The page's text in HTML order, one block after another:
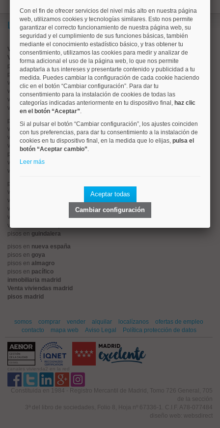
Lo más buscado
Valorar vivienda online
Vender piso
pisos en
chamberí
pisos enmoncloa
viviendas en argüelles
viviendas en
tetuán
viviendas en
cuatro caminos
viviendas en chamartín
pisos en rios rosas
viviendas en
prosperidad
viviendas en
hispanoamerica
viviendas en ciudad lineal
pisos en
salamanca
viviendas encentro
viviendas en
pisos en
viviendas en
viviendas en
viviendas en
alonso martinez
viviendas en
arturo soria
viviendas en
pisos en guindalera
pisos en nueva españa
pisos en goya
pisos en almagro
pisos en pacífico
inmobiliaria madrid
Venta viviendas madrid
pisos madrid
somos comprar vender alquilar localízanos
ofertas de empleo
contacto
mapa web Aviso Legal Política protección de datos
canales vivienda2 en la red
Constituida en 1984 - Registro Mercantil de Madrid, Tomo 726 General, 705
de la sección
3ª del libro de sociedades, Folio 8, Hoja nº 67336-1. C.I.F. A78-077484
diseño web: websdirect
Con el fin de ofrecer servicios del nivel más alto en nuestra página
web, utilizamos cookies y tecnologías similares. Esto nos permite
garantizar el correcto funcionamiento de nuestra página web, su
seguridad y el cumplimiento de sus funciones básicas, también
mediante el conocimiento estadístico básico, y tras obtener tu
consentimiento, utilizamos las cookies para medir y analizar de
forma adicional el uso de la página web, lo que nos permite
adaptarla a tus intereses y presentarte contenido y publicidad a tu
medida. Puedes cambiar la configuración de cada cookie haciendo
clic en el botón “Cambiar configuración”. Para dar tu
consentimiento para la instalación de cookies de todas las
categorías indicadas anteriormente en tu dispositivo final, haz clic
en el botón “Aceptar”.
Si al pulsar el botón “Cambiar configuración”, los ajustes coinciden
con tus preferencias, para dar tu consentimiento a la instalación de
cookies en tu dispositivo final, en la medida que lo elijas, pulsa el
botón “Aceptar cambio”.
Leer más
Aceptar todas
Cambiar configuración